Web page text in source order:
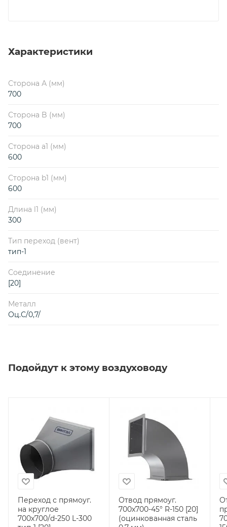
Характеристики
Сторона А (мм)
700
Сторона B (мм)
700
Сторона a1 (мм)
600
Сторона b1 (мм)
600
Длина l1 (мм)
300
Тип переход (вент)
тип-1
Соединение
[20]
Металл
Оц.С/0,7/
Подойдут к этому воздуховоду
Переход с прямоуг.
на круглое
700х700/d-250 L-300
Отвод прямоуг.
700х700-45° R-150 [20]
(оцинкованная сталь